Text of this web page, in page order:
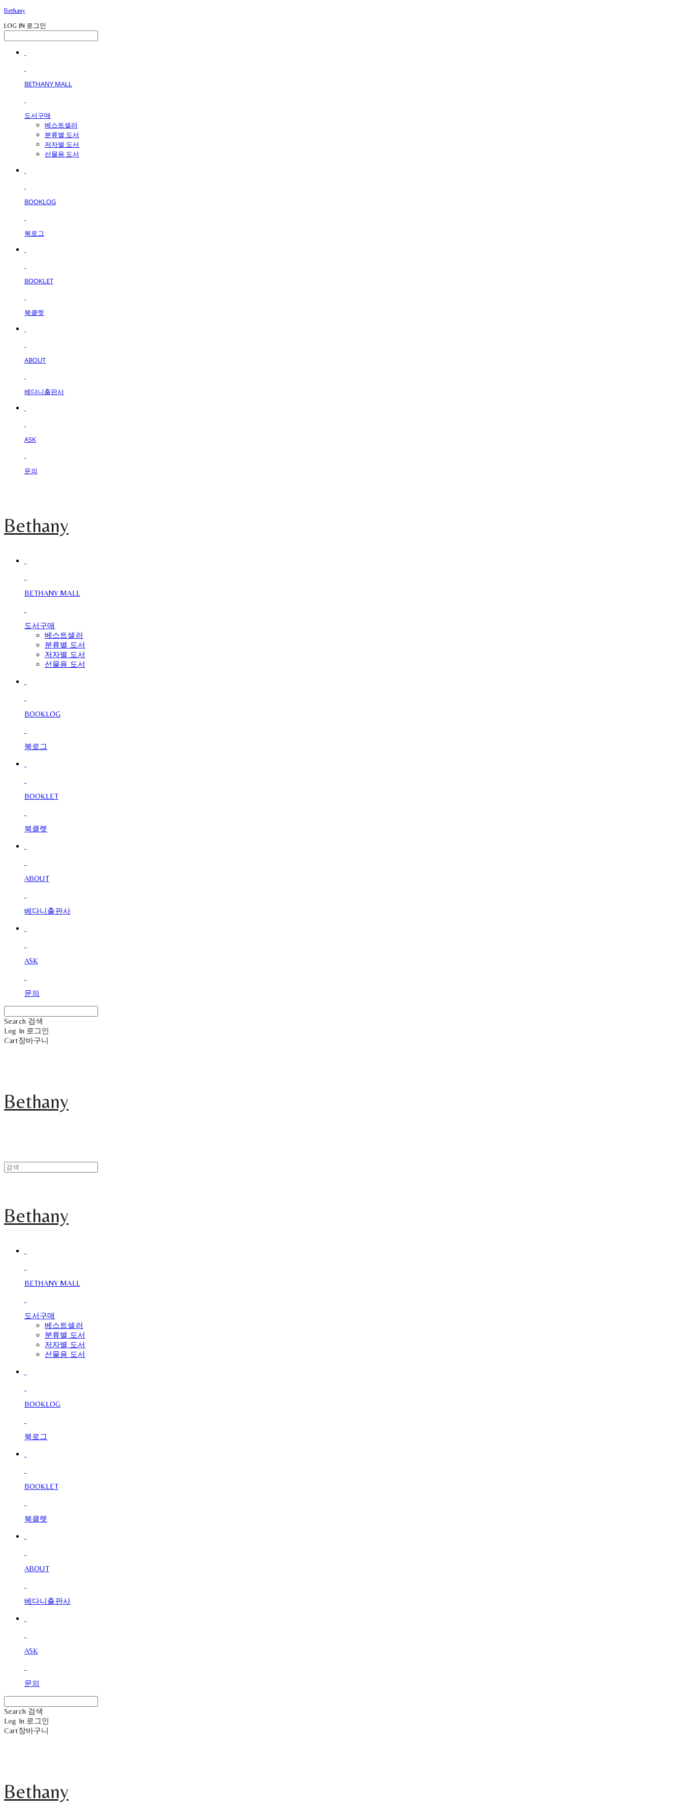
Bethany
LOG IN 로그인
BETHANY MALL
도서구매
베스트셀러
분류별 도서
저자별 도서
선물용 도서
BOOKLOG
북로그
BOOKLET
북클렛
ABOUT
베다니출판사
ASK
문의
Bethany
BETHANY MALL
도서구매
베스트셀러
분류별 도서
저자별 도서
선물용 도서
BOOKLOG
북로그
BOOKLET
북클렛
ABOUT
베다니출판사
ASK
문의
Search 검색
Log In 로그인
Cart장바구니
Bethany
Bethany
BETHANY MALL
도서구매
베스트셀러
분류별 도서
저자별 도서
선물용 도서
BOOKLOG
북로그
BOOKLET
북클렛
ABOUT
베다니출판사
ASK
문의
Search 검색
Log In 로그인
Cart장바구니
Bethany